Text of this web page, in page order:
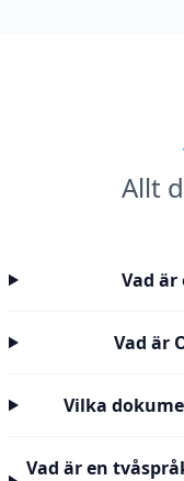
Allt
Vad
Vad är
Vilka
Vad är en